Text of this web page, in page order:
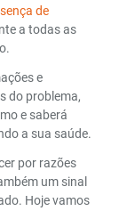
de
a todas as
e
do problema,
e saberá
a sua saúde.
por razões
um sinal
Hoje vamos